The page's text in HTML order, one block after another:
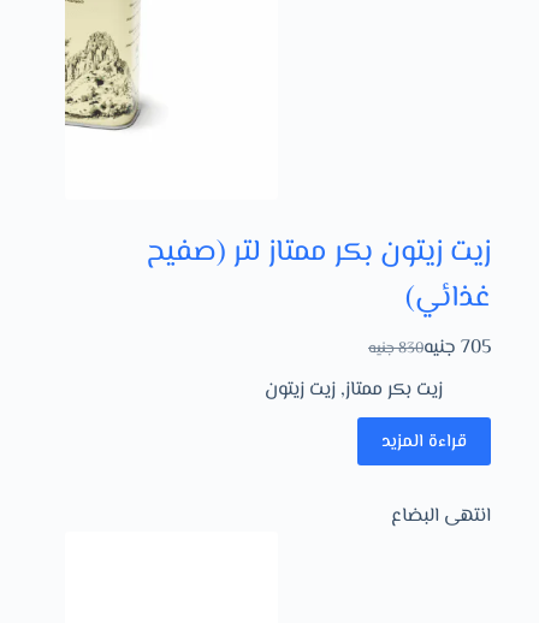
زيت زيتون بكر ممتاز لتر (صفيح
غذائي)
830جنيه 705 جنيه
زيت بكر ممتاز, زيت زيتون
قراءة المزيد
انتهى البضاع